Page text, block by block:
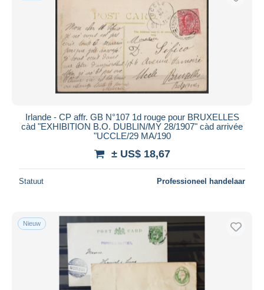
Groot-Brittannië
1902-1951 Koningen
1902-1911 Edward VII
Brieven en Documenten
Veilingen zonder biedingen
Veilinghuizen
Verkocht
Alle looptijden
Eindigt binnen
Van US$
Betaalmiddelen
PayPal
Bankoverschrijving
Visa
Irlande - CP affr. GB N°107 1d rouge pour BRUXELLES
càd "EXHIBITION B.O. DUBLIN/MY 28/1907" càd arrivée
"UCCLE/29 MA/190
± US$ 18,67
Statuut Professioneel handelaar
Nieuw